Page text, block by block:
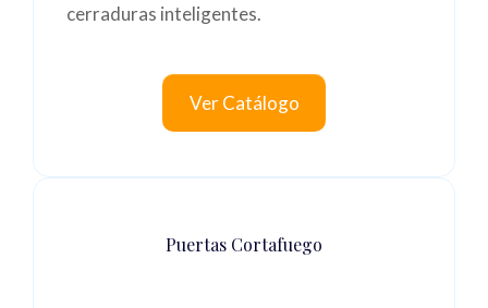
cerraduras inteligentes.
Ver Catálogo
Puertas Cortafuego